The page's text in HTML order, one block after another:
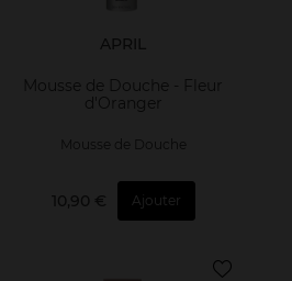
APRIL
Mousse de Douche - Fleur
d'Oranger
Mousse de Douche
10,90 € Ajouter